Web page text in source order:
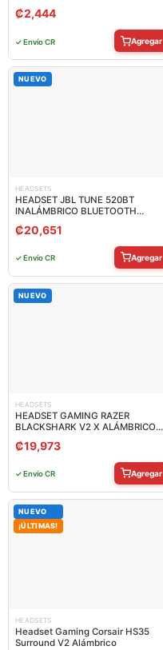
₡2,444
✓ Envío CR Agregar
NUEVO
HEADSETS
HEADSET JBL TUNE 520BT
INALÁMBRICO BLUETOOTH
₡20,651
✓ Envío CR Agregar
NUEVO
HEADSETS
HEADSET GAMING RAZER
BLACKSHARK V2 X ALÁMBRICO
3.5MM RZ04-03240700-R3U1
₡19,973
✓ Envío CR Agregar
NUEVO
¡ÚLTIMAS!
HEADSETS
Headset Gaming Corsair HS35
Surround V2 Alámbrico